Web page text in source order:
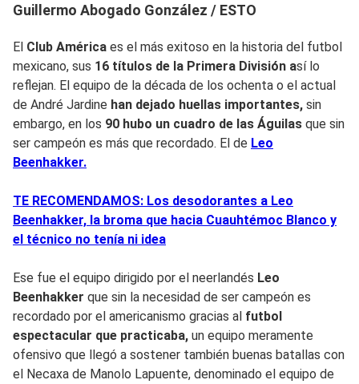
Guillermo Abogado González / ESTO
El Club América es el más exitoso en la historia del futbol
mexicano, sus 16 títulos de la Primera División así lo
reflejan. El equipo de la década de los ochenta o el actual
de André Jardine han dejado huellas importantes, sin
embargo, en los 90 hubo un cuadro de las Águilas que sin
ser campeón es más que recordado. El de Leo
Beenhakker.
TE RECOMENDAMOS: Los desodorantes a Leo
Beenhakker, la broma que hacia Cuauhtémoc Blanco y
el técnico no tenía ni idea
Ese fue el equipo dirigido por el neerlandés Leo
Beenhakker que sin la necesidad de ser campeón es
recordado por el americanismo gracias al futbol
espectacular que practicaba, un equipo meramente
ofensivo que llegó a sostener también buenas batallas con
el Necaxa de Manolo Lapuente, denominado el equipo de